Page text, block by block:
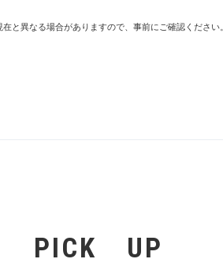
と異なる場合がありますので、事前にご確認ください。
PICK UP